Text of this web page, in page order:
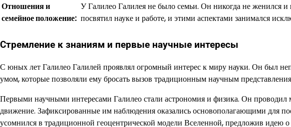
Отношения и
семейное положение:
У Галилео Галилея не было семьи. Он никогда не женился
посвятил науке и работе, и этими аспектами занимался
Стремление к знаниям и первые научные интересы
С юных лет Галилео Галилей проявлял огромный интерес к миру науки. Он был
умом, которые позволяли ему бросать вызов традиционным научным
Первыми научными интересами Галилео стали астрономия и физика. Он проводил
движение. Зафиксированные им наблюдения оказались основополагающими для
усомнился в традиционной геоцентрической модели Вселенной, предложив идею